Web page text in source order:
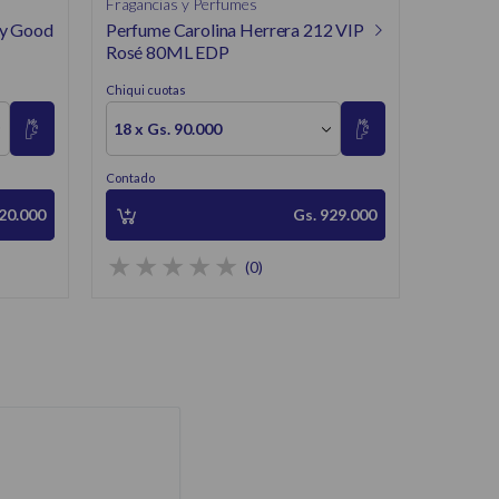
Good
Fragancias y Perfumes
Perfume Carolina Herrera 212 VIP
Rosé 80ML EDP
Chiqui cuotas
18 x Gs. 90.000
Contado
Gs. 929.000
(0)